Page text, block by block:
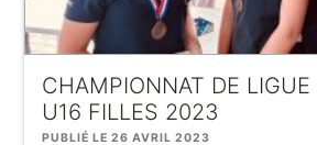
CHAMPIONNAT DE LIGUE
U16 FILLES 2023
PUBLIÉ LE 26 AVRIL 2023